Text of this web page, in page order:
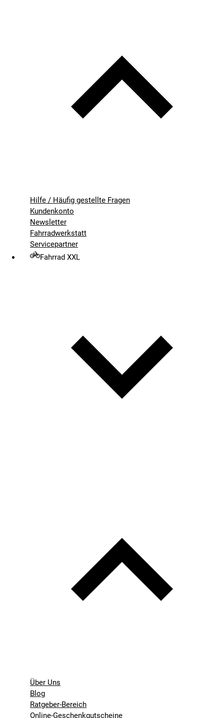
Hilfe / Häufig gestellte Fragen
Kundenkonto
Newsletter
Fahrradwerkstatt
Servicepartner
Fahrrad XXL
Über Uns
Blog
Ratgeber-Bereich
Online-Geschenkgutscheine